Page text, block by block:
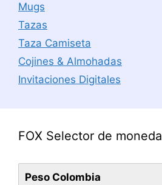
Mugs
Tazas
Taza Camiseta
Cojines & Almohadas
Invitaciones Digitales
FOX Selector de moneda
Peso Colombia